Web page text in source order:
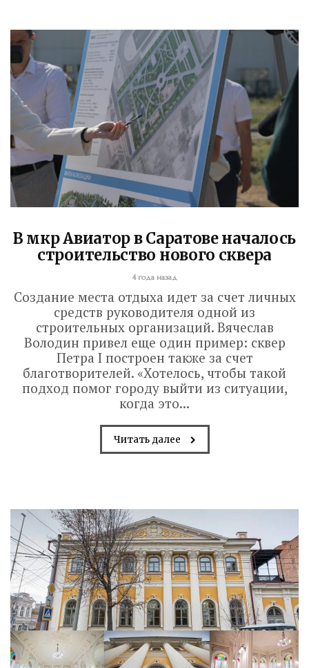
В мкр Авиатор в Саратове началось
строительство нового сквера
4 года назад
Создание места отдыха идет за счет личных
средств руководителя одной из
строительных организаций. Вячеслав
Володин привел еще один пример: сквер
Петра I построен также за счет
благотворителей. «Хотелось, чтобы такой
подход помог городу выйти из ситуации,
когда это...
Читать далее